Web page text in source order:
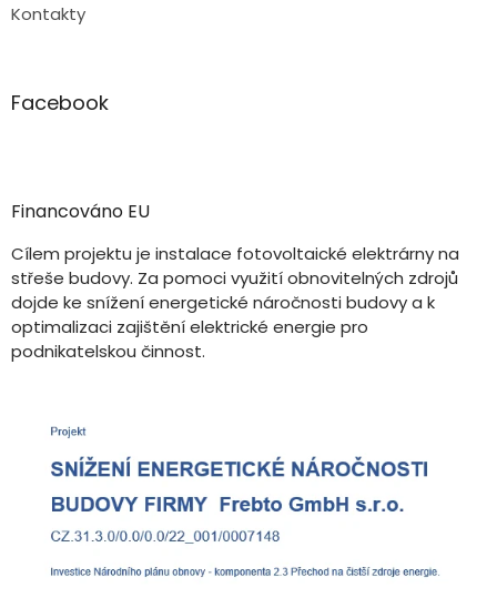
Kontakty
Facebook
Financováno EU
Cílem projektu je instalace fotovoltaické elektrárny na
střeše budovy. Za pomoci využití obnovitelných zdrojů
dojde ke snížení energetické náročnosti budovy a k
optimalizaci zajištění elektrické energie pro
podnikatelskou činnost.